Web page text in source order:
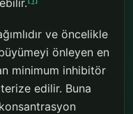
ve öncelikle
önleyen en
minimum inhibitör
edilir. Buna